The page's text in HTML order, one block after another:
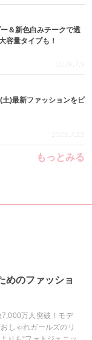
＆新色白みチークで透
容量タイプも！
2026.7.9
土)最新ファッションをピ
2026.7.15
もっとみる
めのファッショ
万人突破！モデ
しゃれガールズのリ